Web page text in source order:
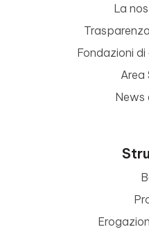
La
Fondazioni
Area
News